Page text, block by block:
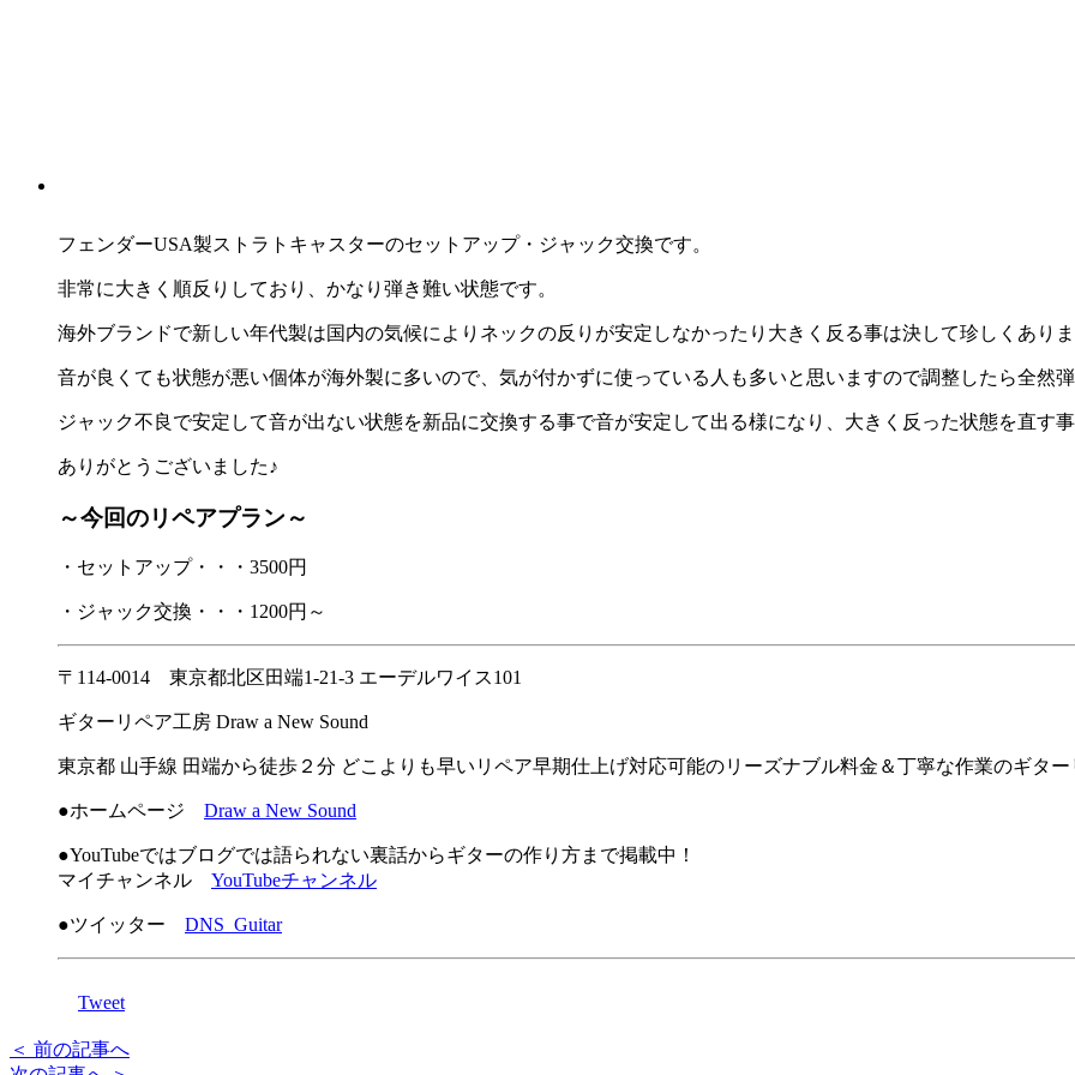
フェンダーUSA製ストラトキャスターのセットアップ・ジャック交換です。
非常に大きく順反りしており、かなり弾き難い状態です。
海外ブランドで新しい年代製は国内の気候によりネックの反りが安定しなかったり大きく反る事は決して珍しくありま
音が良くても状態が悪い個体が海外製に多いので、気が付かずに使っている人も多いと思いますので調整したら全然
ジャック不良で安定して音が出ない状態を新品に交換する事で音が安定して出る様になり、大きく反った状態を直す
ありがとうございました♪
～今回のリペアプラン～
・セットアップ・・・3500円
・ジャック交換・・・1200円～
〒114-0014 東京都北区田端1-21-3 エーデルワイス101
ギターリペア工房 Draw a New Sound
東京都 山手線 田端から徒歩２分 どこよりも早いリペア早期仕上げ対応可能のリーズナブル料金＆丁寧な作業のギタ
●ホームページ Draw a New Sound
●YouTubeではブログでは語られない裏話からギターの作り方まで掲載中！
マイチャンネル YouTubeチャンネル
●ツイッター DNS_Guitar
Tweet
＜ 前の記事へ